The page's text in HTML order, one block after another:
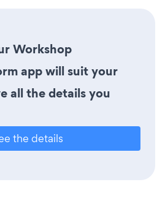
Workshop
app will suit your
all the details you
the details